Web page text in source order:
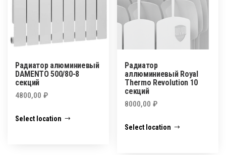
Радиатор алюминиевый
DAMENTO 500/80-8
секций
4800,00 ₽
Select location
Радиатор
аллюминиевый Royal
Thermo Revolution 10
секций
8000,00₽
Select location